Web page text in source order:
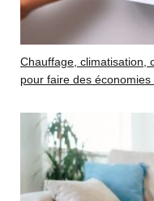
Chauffage, climatisation,
pour faire des économies